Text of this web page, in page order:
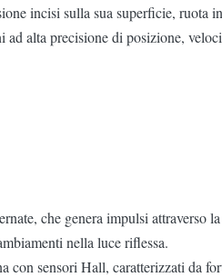
incisi sulla sua superficie, ruota
alta precisione di posizione,
che genera impulsi attraverso
nella luce riflessa.
sensori Hall, caratterizzati da